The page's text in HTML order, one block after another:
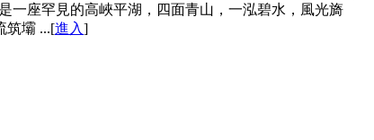
一座罕見的高峽平湖，四面青山，一泓碧水，風光旖
筑壩 ...[進入]